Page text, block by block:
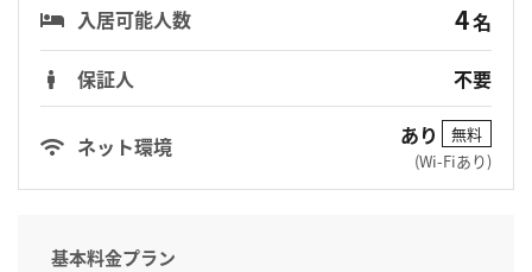
入居可能人数 4名
保証人
不要
ネット環境 あり
無料
(Wi-Fiあり)
基本料金プラン